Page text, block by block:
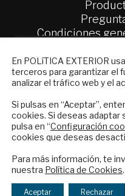
Condiciones
Informe
© 2026 -
Exterior. Todos los
Legal
Política de
En POLíTICA EXTERIOR
terceros para garantizar el
analizar el tráfico web y el
Si pulsas en “Aceptar”,
cookies. Si deseas adaptar
pulsa en “Configuración
cookies que deseas
Para más información, te
nuestra Política de Cookies.
Aceptar Rechazar
Suscríbase a
reciba en su
internacional en
Checkbox
acepto
política de